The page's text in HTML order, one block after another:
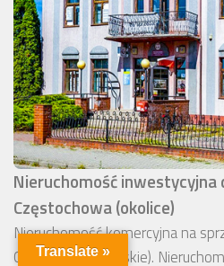
Nieruchomość inwestycyjna
Częstochowa (okolice)
Nieruchomość komercyjna na
Częstochowy (śląskie).
Translate »